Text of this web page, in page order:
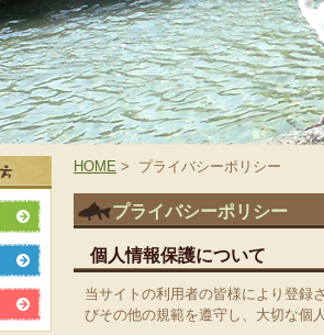
HOME > プライバシーポリシー
プライバシーポリシー
個人情報保護について
当サイトの利用者の皆様により登録
びその他の規範を遵守し、大切な個